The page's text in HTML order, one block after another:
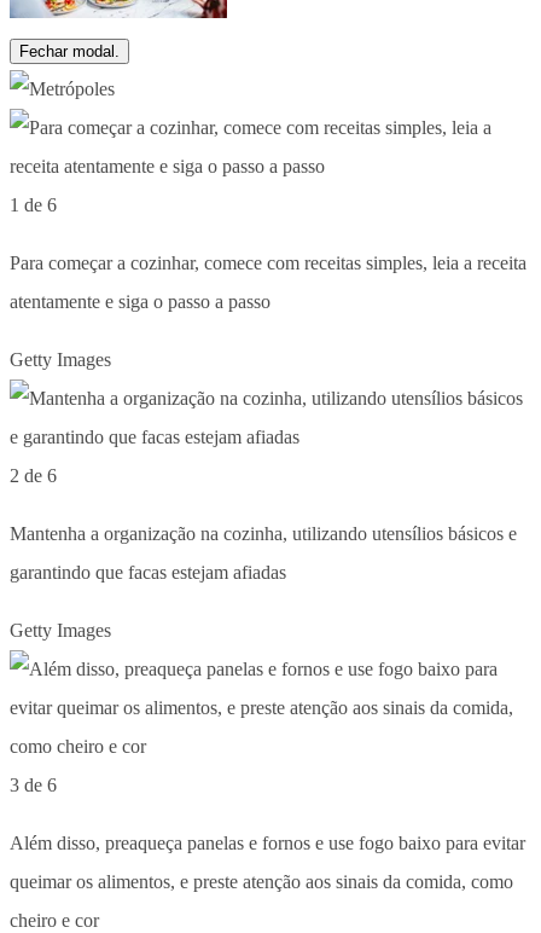
Fechar modal.
1 de 6
Para começar a cozinhar, comece com receitas simples, leia a receita
atentamente e siga o passo a passo
Getty Images
2 de 6
Mantenha a organização na cozinha, utilizando utensílios básicos e
garantindo que facas estejam afiadas
Getty Images
3 de 6
Além disso, preaqueça panelas e fornos e use fogo baixo para evitar
queimar os alimentos, e preste atenção aos sinais da comida, como
cheiro e cor